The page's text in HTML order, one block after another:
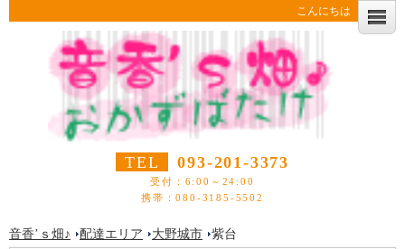
こんにちは
TEL 093-201-3373
受付：6:00～24:00
携帯：080-3185-5502
音香’ｓ畑♪ 配達エリア 大野城市 紫台